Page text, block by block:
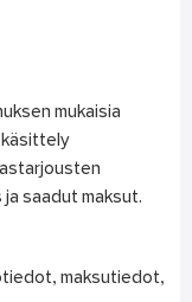
mukaisia
käsittely
saadut maksut.
maksutiedot,